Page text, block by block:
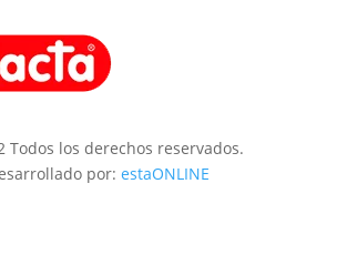
Todos los derechos reservados.
por:estaONLINE